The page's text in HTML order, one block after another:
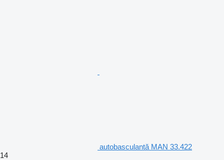
autobasculantă MAN 33.422
14